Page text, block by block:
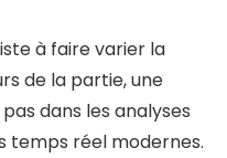
à faire varier la
de la partie, une
dans les analyses
temps réel modernes.